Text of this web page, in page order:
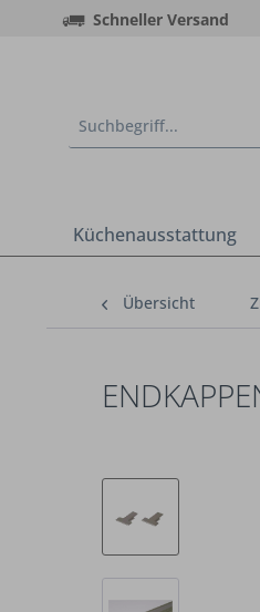
Schneller Versand
Küchenausstattung
Übersicht